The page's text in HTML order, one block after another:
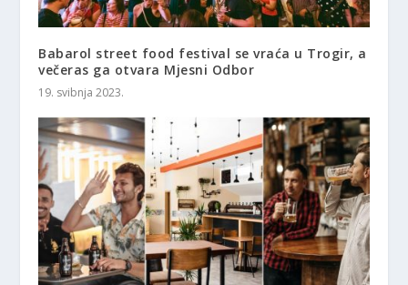
Babarol street food festival se vraća u Trogir, a
večeras ga otvara Mjesni Odbor
19. svibnja 2023.